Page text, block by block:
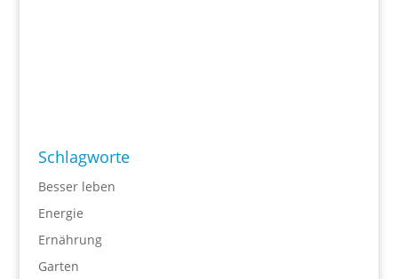
Schlagworte
Besser leben
Energie
Ernährung
Garten